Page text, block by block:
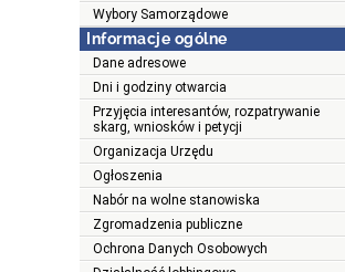
Wybory Samorządowe
Informacje ogólne
Dane adresowe
Dni i godziny otwarcia
Przyjęcia interesantów, rozpatrywanie
skarg, wniosków i petycji
Organizacja Urzędu
Ogłoszenia
Nabór na wolne stanowiska
Zgromadzenia publiczne
Ochrona Danych Osobowych